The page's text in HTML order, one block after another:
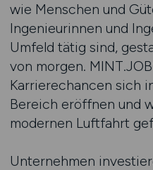
wie Menschen und
Ingenieurinnen und
Umfeld tätig sind,
von morgen.
Karrierechancen sich
Bereich eröffnen und
modernen Luftfahrt
Unternehmen